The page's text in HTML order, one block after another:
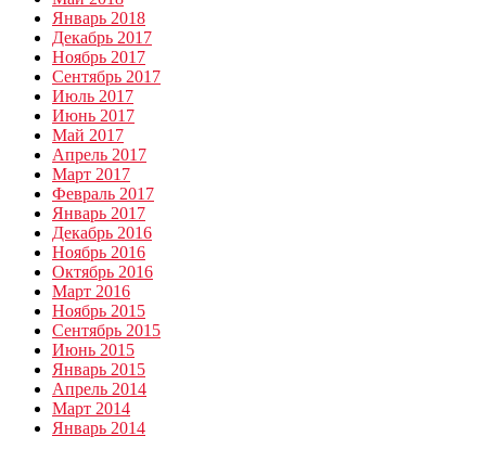
Январь 2018
Декабрь 2017
Ноябрь 2017
Сентябрь 2017
Июль 2017
Июнь 2017
Май 2017
Апрель 2017
Март 2017
Февраль 2017
Январь 2017
Декабрь 2016
Ноябрь 2016
Октябрь 2016
Март 2016
Ноябрь 2015
Сентябрь 2015
Июнь 2015
Январь 2015
Апрель 2014
Март 2014
Январь 2014